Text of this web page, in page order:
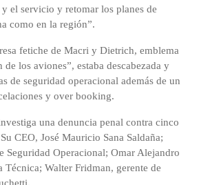
el servicio y retomar los planes de
como en la región”.
fetiche de Macri y Dietrich, emblema
los aviones”, estaba descabezada y
de seguridad operacional además de un
y over booking.
una denuncia penal contra cinco
CEO, José Mauricio Sana Saldaña;
Seguridad Operacional; Omar Alejandro
Walter Fridman, gerente de